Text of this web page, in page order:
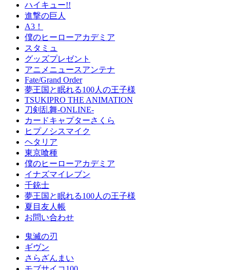
ハイキュー!!
進撃の巨人
A3！
僕のヒーローアカデミア
スタミュ
グッズプレゼント
アニメニュースアンテナ
Fate/Grand Order
夢王国と眠れる100人の王子様
TSUKIPRO THE ANIMATION
刀剣乱舞-ONLINE-
カードキャプターさくら
ヒプノシスマイク
ヘタリア
東京喰種
僕のヒーローアカデミア
イナズマイレブン
千銃士
夢王国と眠れる100人の王子様
夏目友人帳
お問い合わせ
鬼滅の刃
ギヴン
さらざんまい